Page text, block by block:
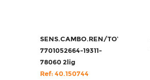
SENS.CAMBO.REN/TOY
7701052664-19311-
78060 2lig
Ref: 40.150744